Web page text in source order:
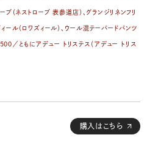
（ネストローブ 表参道店）、グランジリネンフリ
ル（ロワズィール）、ウール混テーパードパンツ
／ともにアデュー トリステス（アデュー トリス
購入はこちら